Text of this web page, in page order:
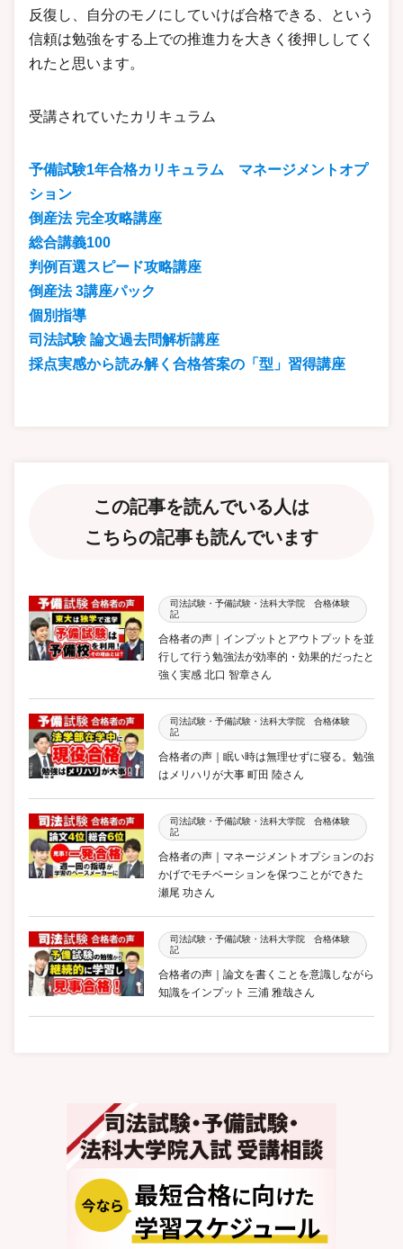
反復し、自分のモノにしていけば合格できる、という
信頼は勉強をする上での推進力を大きく後押ししてく
れたと思います。
受講されていたカリキュラム
予備試験1年合格カリキュラム マネージメントオプ
ション
倒産法 完全攻略講座
総合講義100
判例百選スピード攻略講座
倒産法 3講座パック
個別指導
司法試験 論文過去問解析講座
採点実感から読み解く合格答案の「型」習得講座
この記事を読んでいる人は
こちらの記事も読んでいます
司法試験・予備試験・法科大学院 合格体験
記
合格者の声｜インプットとアウトプットを並
行して行う勉強法が効率的・効果的だったと
強く実感 北口 智章さん
司法試験・予備試験・法科大学院 合格体験
記
合格者の声｜眠い時は無理せずに寝る。勉強
はメリハリが大事 町田 陸さん
司法試験・予備試験・法科大学院 合格体験
記
合格者の声｜マネージメントオプションのお
かげでモチベーションを保つことができた
瀬尾 功さん
司法試験・予備試験・法科大学院 合格体験
記
合格者の声｜論文を書くことを意識しながら
知識をインプット 三浦 雅哉さん